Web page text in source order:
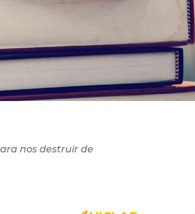
nos destruir de